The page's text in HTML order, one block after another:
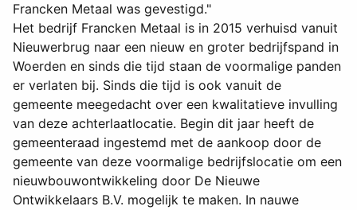
Francken Metaal was gevestigd."
Het bedrijf Francken Metaal is in 2015 verhuisd vanuit
Nieuwerbrug naar een nieuw en groter bedrijfspand in
Woerden en sinds die tijd staan de voormalige panden
er verlaten bij. Sinds die tijd is ook vanuit de
gemeente meegedacht over een kwalitatieve invulling
van deze achterlaatlocatie. Begin dit jaar heeft de
gemeenteraad ingestemd met de aankoop door de
gemeente van deze voormalige bedrijfslocatie om een
nieuwbouwontwikkeling door De Nieuwe
Ontwikkelaars B.V. mogelijk te maken. In nauwe